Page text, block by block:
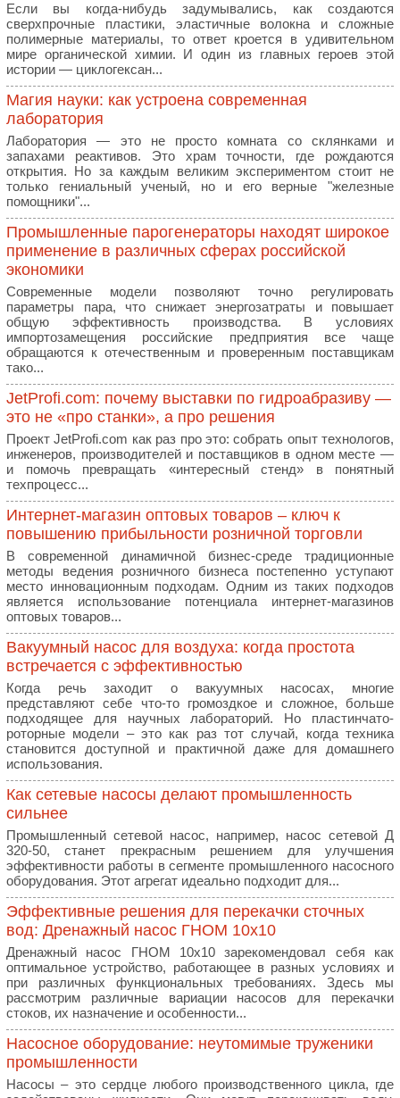
Если вы когда-нибудь задумывались, как создаются
сверхпрочные пластики, эластичные волокна и сложные
полимерные материалы, то ответ кроется в удивительном
мире органической химии. И один из главных героев этой
истории — циклогексан...
Магия науки: как устроена современная
лаборатория
Лаборатория — это не просто комната со склянками и
запахами реактивов. Это храм точности, где рождаются
открытия. Но за каждым великим экспериментом стоит не
только гениальный ученый, но и его верные "железные
помощники"...
Промышленные парогенераторы находят широкое
применение в различных сферах российской
экономики
Современные модели позволяют точно регулировать
параметры пара, что снижает энергозатраты и повышает
общую эффективность производства. В условиях
импортозамещения российские предприятия все чаще
обращаются к отечественным и проверенным поставщикам
тако...
JetProfi.com: почему выставки по гидроабразиву —
это не «про станки», а про решения
Проект JetProfi.com как раз про это: собрать опыт технологов,
инженеров, производителей и поставщиков в одном месте —
и помочь превращать «интересный стенд» в понятный
техпроцесс...
Интернет-магазин оптовых товаров – ключ к
повышению прибыльности розничной торговли
В современной динамичной бизнес-среде традиционные
методы ведения розничного бизнеса постепенно уступают
место инновационным подходам. Одним из таких подходов
является использование потенциала интернет-магазинов
оптовых товаров...
Вакуумный насос для воздуха: когда простота
встречается с эффективностью
Когда речь заходит о вакуумных насосах, многие
представляют себе что-то громоздкое и сложное, больше
подходящее для научных лабораторий. Но пластинчато-
роторные модели – это как раз тот случай, когда техника
становится доступной и практичной даже для домашнего
использования.
Как сетевые насосы делают промышленность
сильнее
Промышленный сетевой насос, например, насос сетевой Д
320-50, станет прекрасным решением для улучшения
эффективности работы в сегменте промышленного насосного
оборудования. Этот агрегат идеально подходит для...
Эффективные решения для перекачки сточных
вод: Дренажный насос ГНОМ 10х10
Дренажный насос ГНОМ 10х10 зарекомендовал себя как
оптимальное устройство, работающее в разных условиях и
при различных функциональных требованиях. Здесь мы
рассмотрим различные вариации насосов для перекачки
стоков, их назначение и особенности...
Насосное оборудование: неутомимые труженики
промышленности
Насосы – это сердце любого производственного цикла, где